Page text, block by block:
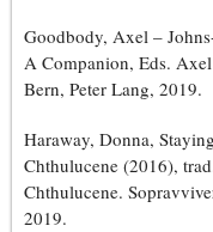
Goodbody, Axel –
A Companion, Eds.
Bern, Peter Lang, 2019.
Haraway, Donna,
Chthulucene (2016),
Chthulucene.
2019.